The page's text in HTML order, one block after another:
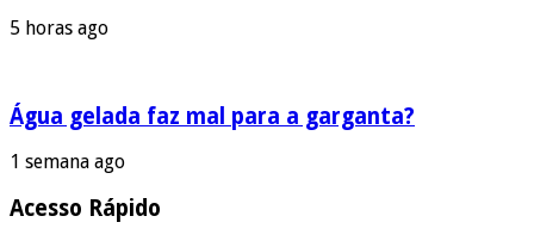
5 horas ago
Água gelada faz mal para a garganta?
1 semana ago
Acesso Rápido